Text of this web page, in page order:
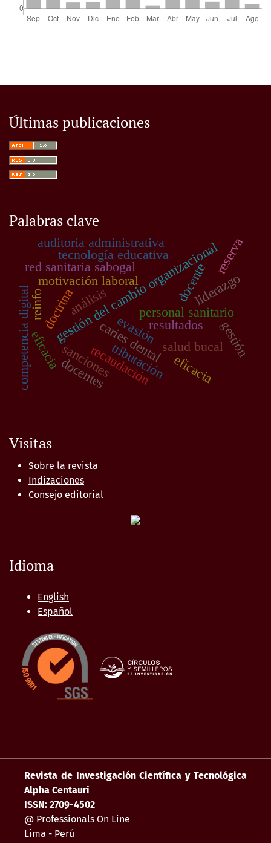
Últimas publicaciones
Palabras clave
gestión del cambio organizacional
motivación laboral
personal sanitario
red sanitaria sabogal
salud bucal
caries dental
competencia digital
docente
tecnología educativa
análisis
doctrina
reinfo
auditoría administrativa
evasión
tributación
recaudación
sanciones
eficacia eficacia
liderazgo
gestión
docentes
reserva
resultados
Visitas
Sobre la revista
Indizaciones
Consejo editorial
Idioma
English
Español
Revista de Investigación Científica y Tecnológica
Alpha Centauri
ISSN: 2709-4502
@ Professionals On Line
Lima - Perú